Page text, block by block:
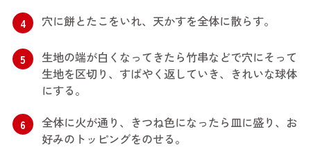
4 穴に餅とたこをいれ、天かすを全体に散らす。
5
生地の端が白くなってきたら竹串などで穴にそって
生地を区切り、すばやく返していき、きれいな球体
にする。
6
全体に火が通り、きつね色になったら皿に盛り、お
好みのトッピングをのせる。